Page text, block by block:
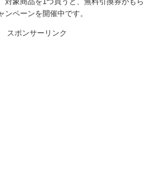
ンペーンを開催中です。
スポンサーリンク